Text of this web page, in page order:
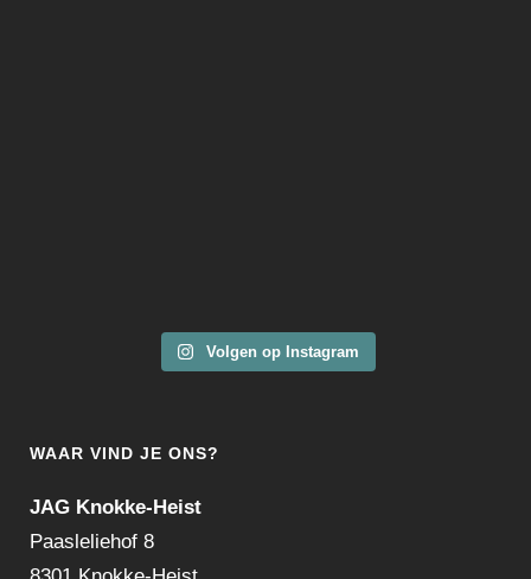
Volgen op Instagram
WAAR VIND JE ONS?
JAG Knokke-Heist
Paasleliehof 8